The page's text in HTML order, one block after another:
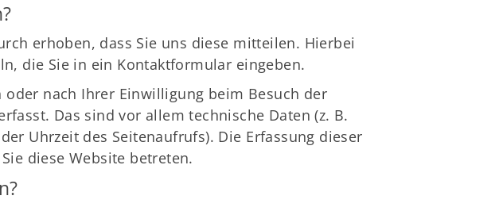
erhoben, dass Sie uns diese mitteilen. Hierbei
die Sie in ein Kontaktformular eingeben.
nach Ihrer Einwilligung beim Besuch der
Das sind vor allem technische Daten (z. B.
Uhrzeit des Seitenaufrufs). Die Erfassung dieser
diese Website betreten.
Geschäftsstelle
TuS Lübeck von 1893 e.V.
Schlutuper Straße 37
23566 Lübeck